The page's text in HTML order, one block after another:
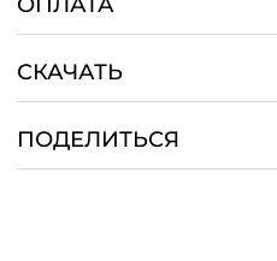
СКАЧАТЬ
ПОДЕЛИТЬСЯ